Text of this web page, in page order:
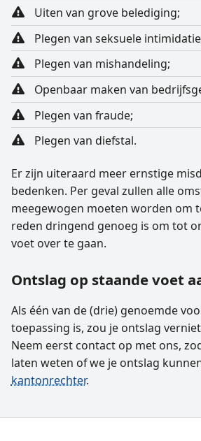
Uiten van grove belediging;
Plegen van seksuele
Plegen van mishandeling;
Openbaar maken van
Plegen van fraude;
Plegen van diefstal.
Er zijn uiteraard meer ernstige
bedenken. Per geval zullen alle
meegewogen moeten worden om
reden dringend genoeg is om tot
voet over te gaan.
Ontslag op staande voet
Als één van de (drie) genoemde
toepassing is, zou je ontslag
Neem eerst contact op met ons,
laten weten of we je ontslag
kantonrechter.